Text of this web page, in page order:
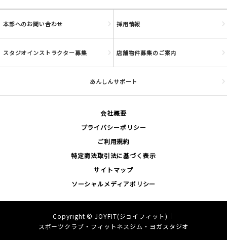
本部へのお問い合わせ 採用情報
スタジオインストラクター募集 店舗物件募集のご案内
あんしんサポート
会社概要
プライバシーポリシー
ご利用規約
特定商法取引法に基づく表示
サイトマップ
ソーシャルメディアポリシー
Copyright ©JOYFIT(ジョイフィット)｜
スポーツクラブ・フィットネスジム・ヨガスタジオ